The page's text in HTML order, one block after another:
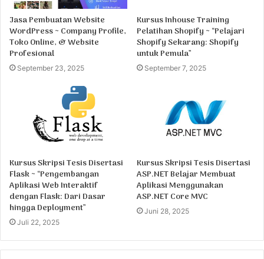
Jasa Pembuatan Website
WordPress ~ Company Profile,
Toko Online, & Website
Profesional
September 23, 2025
Kursus Inhouse Training
Pelatihan Shopify ~ “Pelajari
Shopify Sekarang: Shopify
untuk Pemula”
September 7, 2025
Kursus Skripsi Tesis Disertasi
Flask ~ “Pengembangan
Aplikasi Web Interaktif
dengan Flask: Dari Dasar
hingga Deployment”
Juli 22, 2025
Kursus Skripsi Tesis Disertasi
ASP.NET Belajar Membuat
Aplikasi Menggunakan
ASP.NET Core MVC
Juni 28, 2025